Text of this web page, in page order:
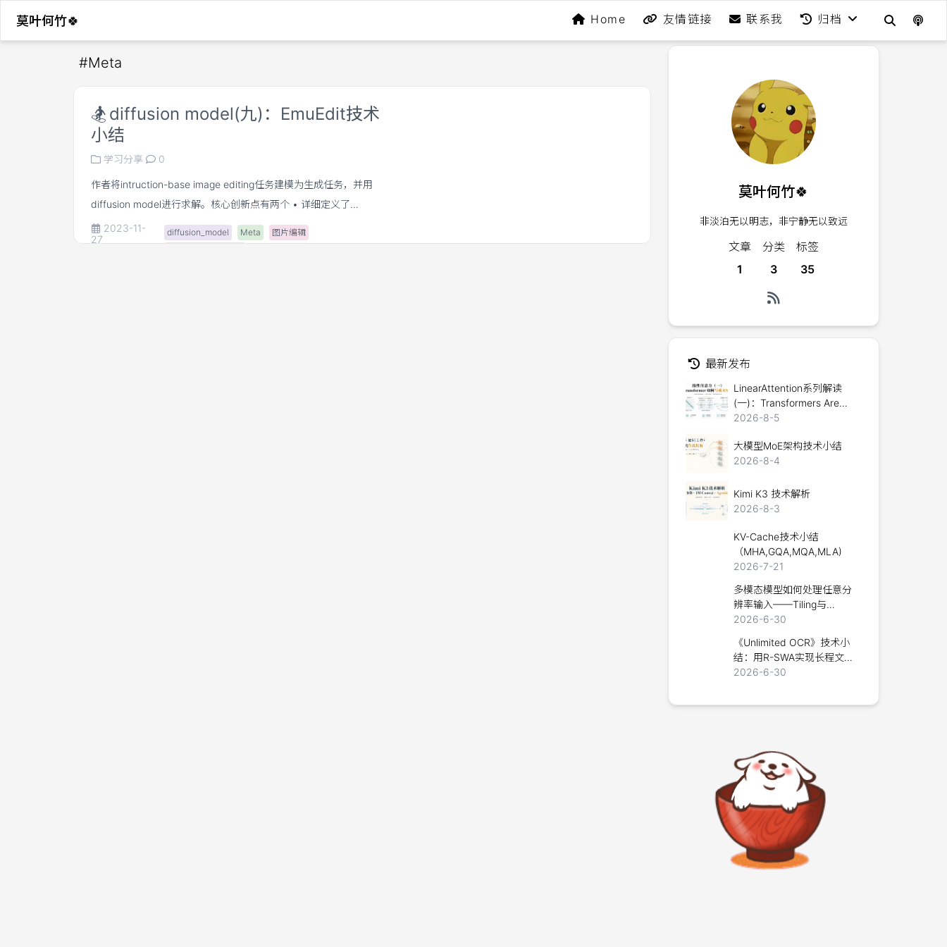
莫叶何竹🍀 Home 友情链接 联系我 归档
#Meta
🏂 diffusion model(九)：EmuEdit技术
小结
学习分享 0
作者将intruction-base image editing任务建模为生成任务，并用
diffusion model进行求解。核心创新点有两个 • 详细定义了
instruction-based image edit处理的任务，并设计了一个高效高质量
的数据构建方法。 • 为提升模型对instruction的理解能力，引入
2023-11-
27
diffusion_model Meta
图片编辑
莫叶何竹🍀
非淡泊无以明志，非宁静无以致远
文章
1
分类
3
标签
35
最新发布
LinearAttention系列解读
(一)：Transformers Are
RNNs
2026-8-5
大模型MoE架构技术小结
2026-8-4
Kimi K3 技术解析
2026-8-3
KV-Cache技术小结
（MHA,GQA,MQA,MLA)
2026-7-21
多模态模型如何处理任意分
辨率输入——Tiling与
Packing技术详解
2026-6-30
《Unlimited OCR》技术小
结：用R-SWA实现长程文档
解析
2026-6-30